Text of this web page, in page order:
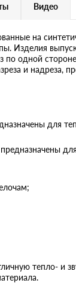
Видео
на
Изделия
одной
и надреза,
для
тепло- и